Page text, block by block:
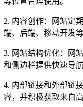
2. 内容创作：网站定
端、后端、移动开发
3. 网站结构优化：网
和侧边栏提供快速导航
4. 内部链接和外部链
容，并积极获取来自